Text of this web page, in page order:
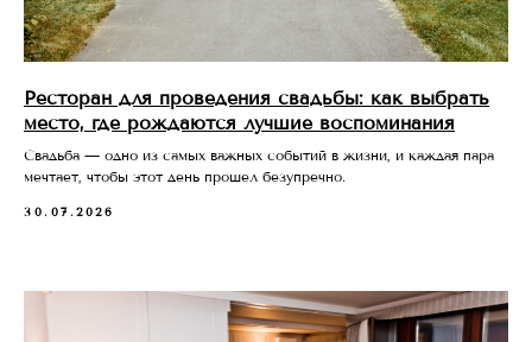
Ресторан для проведения свадьбы: как выбрать
место, где рождаются лучшие воспоминания
Свадьба — одно из самых важных событий в жизни, и каждая пара
мечтает, чтобы этот день прошел безупречно.
30.07.2026